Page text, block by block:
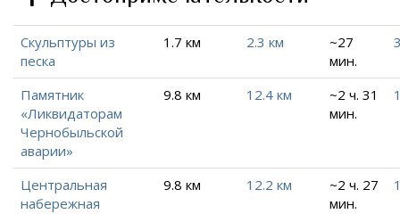
Скульптуры из
песка
1.7 км 2.3 км
~27
мин.
Памятник
«Ликвидаторам
Чернобыльской
аварии»
9.8 км 12.4 км
~2 ч. 31
мин.
Центральная
набережная
9.8 км 12.2 км
~2 ч. 27
мин.